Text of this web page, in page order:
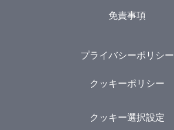
免責事項
プライバシーポリシー
クッキーポリシー
クッキー選択設定